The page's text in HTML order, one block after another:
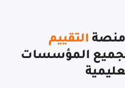
التقييم
المؤسسات